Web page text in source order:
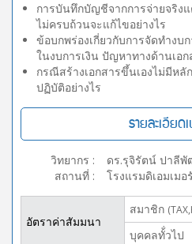
การบันทึกบัญชีจากการจ่ายจริง
ไม่ครบถ้วนจะแก้ไขอย่างไร
ข้อบกพร่องเกี่ยวกับการจัดทำงบ
ในงบการเงิน ปัญหาทางด้านเอก
กรณีสร้างเอกสารขึ้นเองไม่มีห
ปฏิบัติอย่างไร
รายละเอียด
วิทยากร :
ดร.รุจิรัตน์ ปาลี
สถานที่ : โรงแรมดิเอมเมอ
อัตราค่าสัมมนา
สมาชิก
บุคคลทั้่วไป